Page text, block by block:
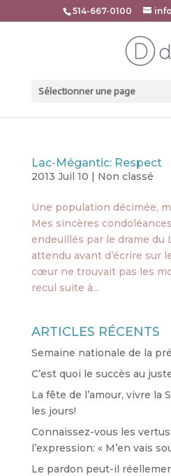
514-667-0100
Sélectionner une page
Lac-Mégantic: Respect
2013 Juil 10 | Non classé
Une population décimée,
Mes sincères
endeuillés par le drame du
attendu avant d’écrire sur
cœur ne trouvait pas les
recul suite à...
ARTICLES RÉCENTS
Semaine nationale de la
C’est quoi le succès au
La fête de l’amour, vivre la
les jours!
Connaissez-vous les
l’expression: « M’en vais
Le pardon peut-il